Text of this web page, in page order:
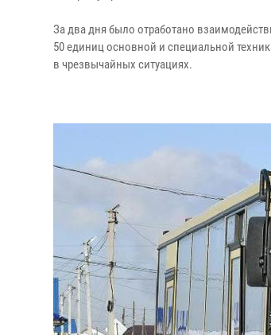
За два дня было отработано
50 единиц основной и специальной
в чрезвычайных ситуациях.